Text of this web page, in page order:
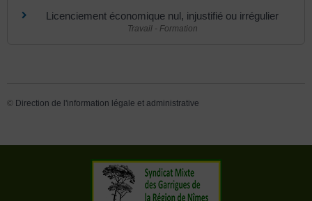
Licenciement économique nul, injustifié ou irrégulier
Travail - Formation
© Direction de l'information légale et administrative